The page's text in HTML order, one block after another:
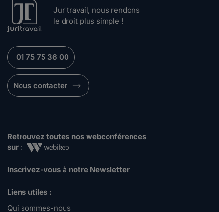
Juritravail, nous rendons
le droit plus simple !
01 75 75 36 00
Nous contacter
Retrouvez toutes nos webconférences
sur :
Inscrivez-vous à notre Newsletter
Liens utiles :
Qui sommes-nous